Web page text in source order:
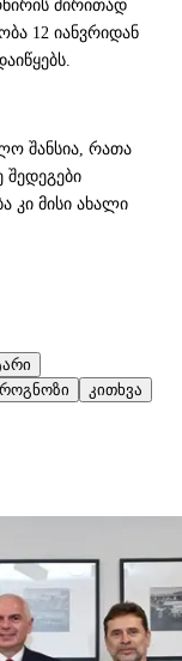
ძირითად
12 იანვრიდან
შანსია, რათა
კი მისი ახალი
კითხვა